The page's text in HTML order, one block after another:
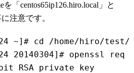
を「centos65ip126.hiro.local」と
注意です。
~]# cd /home/hiro/test/
20140304]# openssl
RSA private key